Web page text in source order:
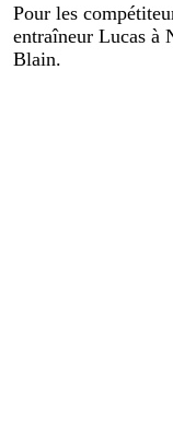
Pour les
entraîneur Lucas à
Blain.